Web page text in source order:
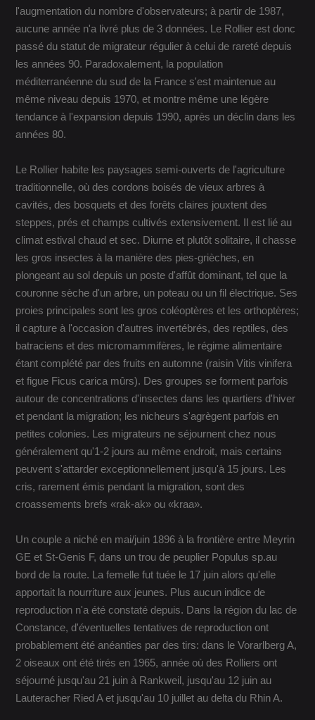
l'augmentation du nombre d'observateurs; à partir de 1987,
aucune année n'a livré plus de 3 données. Le Rollier est donc
passé du statut de migrateur régulier à celui de rareté depuis
les années 90. Paradoxalement, la population
méditerranéenne du sud de la France s'est maintenue au
même niveau depuis 1970, et montre même une légère
tendance à l'expansion depuis 1990, après un déclin dans les
années 80.
Le Rollier habite les paysages semi-ouverts de l'agriculture
traditionnelle, où des cordons boisés de vieux arbres à
cavités, des bosquets et des forêts claires jouxtent des
steppes, prés et champs cultivés extensivement. Il est lié au
climat estival chaud et sec. Diurne et plutôt solitaire, il chasse
les gros insectes à la manière des pies-grièches, en
plongeant au sol depuis un poste d'affût dominant, tel que la
couronne sèche d'un arbre, un poteau ou un fil électrique. Ses
proies principales sont les gros coléoptères et les orthoptères;
il capture à l'occasion d'autres invertébrés, des reptiles, des
batraciens et des micromammifères, le régime alimentaire
étant complété par des fruits en automne (raisin Vitis vinifera
et figue Ficus carica mûrs). Des groupes se forment parfois
autour de concentrations d'insectes dans les quartiers d'hiver
et pendant la migration; les nicheurs s'agrègent parfois en
petites colonies. Les migrateurs ne séjournent chez nous
généralement qu'1-2 jours au même endroit, mais certains
peuvent s'attarder exceptionnellement jusqu'à 15 jours. Les
cris, rarement émis pendant la migration, sont des
croassements brefs «rak-ak» ou «kraa».
Un couple a niché en mai/juin 1896 à la frontière entre Meyrin
GE et St-Genis F, dans un trou de peuplier Populus sp.au
bord de la route. La femelle fut tuée le 17 juin alors qu'elle
apportait la nourriture aux jeunes. Plus aucun indice de
reproduction n'a été constaté depuis. Dans la région du lac de
Constance, d'éventuelles tentatives de reproduction ont
probablement été anéanties par des tirs: dans le Vorarlberg A,
2 oiseaux ont été tirés en 1965, année où des Rolliers ont
séjourné jusqu'au 21 juin à Rankweil, jusqu'au 12 juin au
Lauteracher Ried A et jusqu'au 10 juillet au delta du Rhin A.